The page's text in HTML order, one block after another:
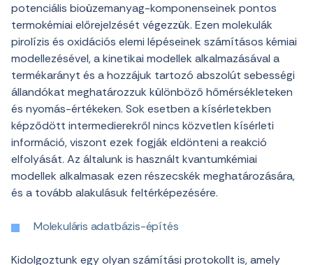
potenciális bioüzemanyag-komponenseinek pontos
termokémiai előrejelzését végezzük. Ezen molekulák
pirolízis és oxidációs elemi lépéseinek számításos kémiai
modellezésével, a kinetikai modellek alkalmazásával a
termékarányt és a hozzájuk tartozó abszolút sebességi
állandókat meghatározzuk különböző hőmérsékleteken
és nyomás-értékeken. Sok esetben a kísérletekben
képződött intermedierekről nincs közvetlen kísérleti
információ, viszont ezek fogják eldönteni a reakció
elfolyását. Az általunk is használt kvantumkémiai
modellek alkalmasak ezen részecskék meghatározására,
és a tovább alakulásuk feltérképezésére.
Molekuláris adatbázis-építés
Kidolgoztunk egy olyan számítási protokollt is, amely